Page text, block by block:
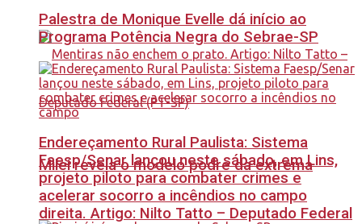
Milei revela o modelo podre da extrema
direita. Artigo: Nilto Tatto – Deputado Federal
Palestra de Monique Evelle dá início ao
Programa Potência Negra do Sebrae-SP
Endereçamento Rural Paulista: Sistema
Faesp/Senar lançou neste sábado, em Lins,
projeto piloto para combater crimes e
acelerar socorro a incêndios no campo